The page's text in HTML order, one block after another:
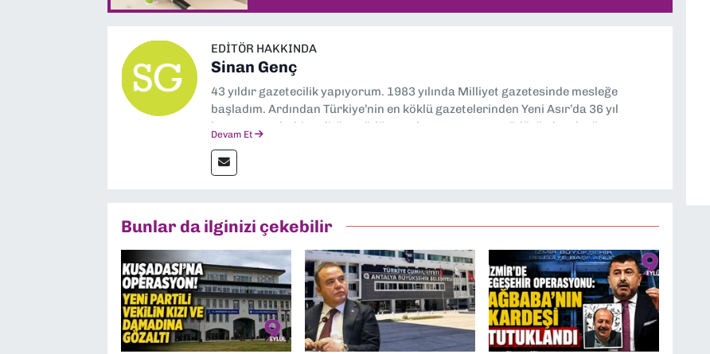
EDITÖR HAKKINDA
Sinan Genç
43 yıldır gazetecilik yapıyorum. 1983 yılında Milliyet gazetesinde mesleğe
başladım. Ardından Türkiye’nin en köklü gazetelerinden Yeni Asır’da 36 yıl
boyunca muhabir, editör, müdür yardımcısı ve spor müdürü olarak görev
anda Dokuz Eylül Gazetesi'nde editörlük yapıyorum
Devam Et
Bunlar da ilginizi çekebilir